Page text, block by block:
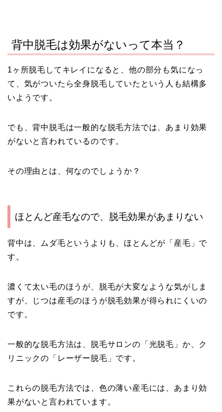
背中脱毛は効果がないって本当？
1ヶ所脱毛してキレイになると、他の部分も気になっ
て、気がついたら全身脱毛していたという人も結構多
いようです。
でも、背中脱毛は一般的な脱毛方法では、あまり効果
がないと言われているのです。
その理由とは、何なのでしょうか？
ほとんど産毛なので、脱毛効果があまりない
背中は、ムダ毛というよりも、ほとんどが「産毛」で
す。
濃くて太い毛のほうが、脱毛が大変なような気がしま
すが、じつは産毛のほうが脱毛効果が得られにくいの
です。
一般的な脱毛方法は、脱毛サロンの「光脱毛」か、ク
リニックの「レーザー脱毛」です。
これらの脱毛方法では、色の薄い産毛には、あまり効
果がないと言われています。